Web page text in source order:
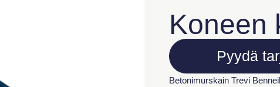
Koneen
Pyydä
Betonimurskain Trevi